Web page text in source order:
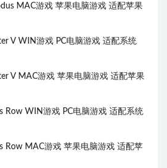
MAC游戏 苹果电脑游戏 适配苹果
V WIN游戏 PC电脑游戏 适配系统
V MAC游戏 苹果电脑游戏 适配苹果
Row WIN游戏 PC电脑游戏 适配系统
Row MAC游戏 苹果电脑游戏 适配苹